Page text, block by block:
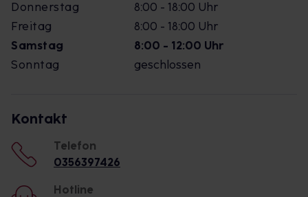
Donnerstag
8:00 - 18:00 Uhr
Freitag
8:00 - 18:00 Uhr
Samstag
8:00 - 12:00 Uhr
Sonntag
geschlossen
Kontakt
Telefon
0356397426
Hotline